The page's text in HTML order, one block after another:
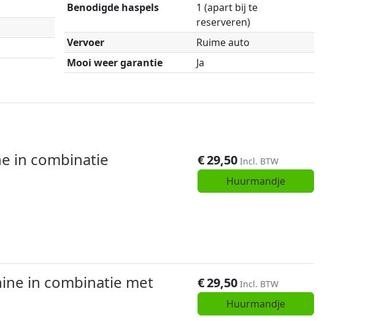
Benodigde haspels
1 (apart bij te
reserveren)
Vervoer
Ruime auto
Mooi weer garantie
Ja
€29,50 Incl. BTW
Huurmandje
in combinatie
€29,50 Incl. BTW
Huurmandje
in combinatie met